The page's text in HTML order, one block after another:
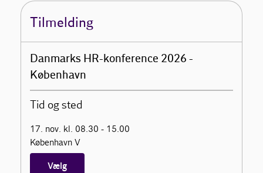
Tilmelding
Danmarks HR-konference 2026 -
København
Tid og sted
17. nov. kl. 08.30 - 15.00
København V
Vælg